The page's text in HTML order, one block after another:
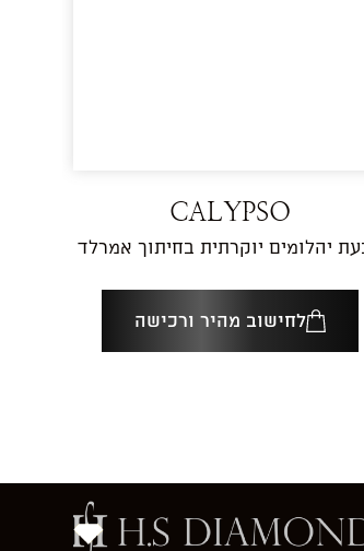
CALYPSO
יהלומים יוקרתית בחיתוך אמרלד
לחישוב מהיר ורכישה